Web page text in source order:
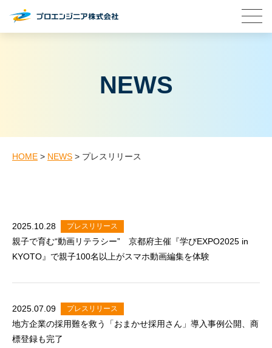
NEWS
HOME > NEWS > プレスリリース
2025.10.28 プレスリリース
親子で育む“動画リテラシー” 京都府主催『学びEXPO2025 in
KYOTO』で親子100名以上がスマホ動画編集を体験
2025.07.09 プレスリリース
地方企業の採用難を救う「おまかせ採用さん」導入事例公開、商
標登録も完了